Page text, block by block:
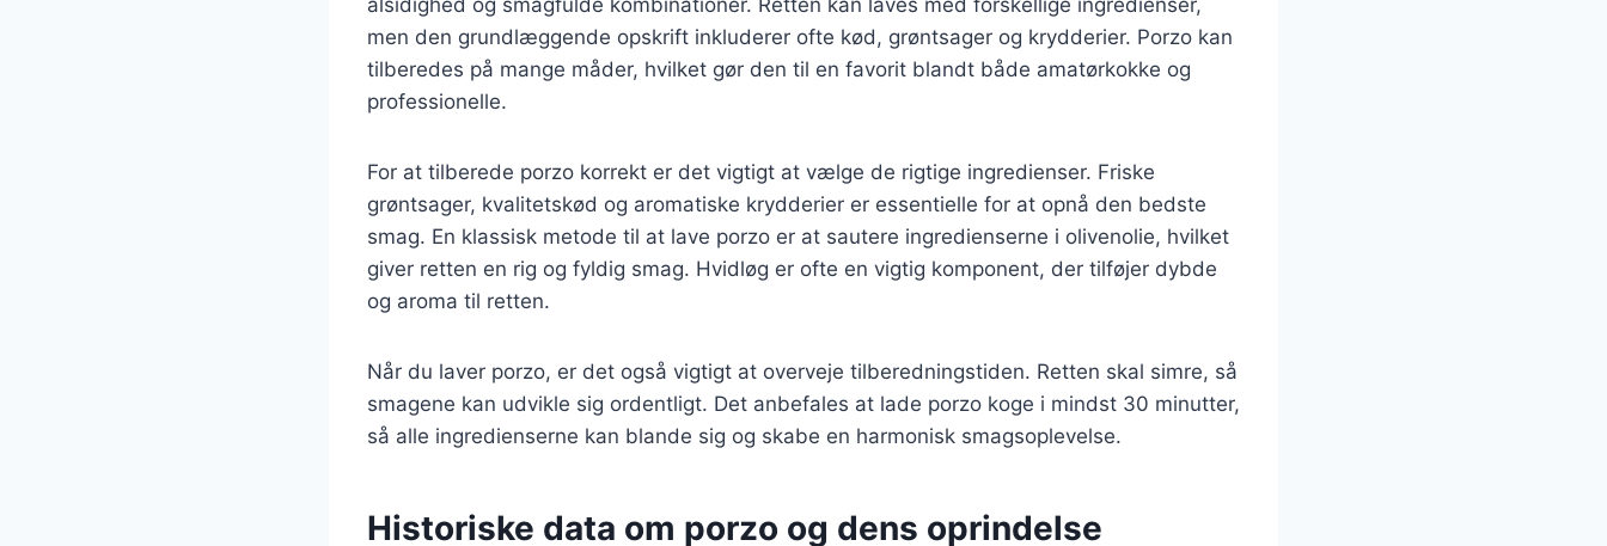
men den grundlæggende opskrift inkluderer ofte kød, grøntsager og krydderier. Porzo kan
tilberedes på mange måder, hvilket gør den til en favorit blandt både amatørkokke og
professionelle.
For at tilberede porzo korrekt er det vigtigt at vælge de rigtige ingredienser. Friske
grøntsager, kvalitetskød og aromatiske krydderier er essentielle for at opnå den bedste
smag. En klassisk metode til at lave porzo er at sautere ingredienserne i olivenolie, hvilket
giver retten en rig og fyldig smag. Hvidløg er ofte en vigtig komponent, der tilføjer dybde
og aroma til retten.
Når du laver porzo, er det også vigtigt at overveje tilberedningstiden. Retten skal simre, så
smagene kan udvikle sig ordentligt. Det anbefales at lade porzo koge i mindst 30 minutter,
så alle ingredienserne kan blande sig og skabe en harmonisk smagsoplevelse.
Historiske data om porzo og dens oprindelse